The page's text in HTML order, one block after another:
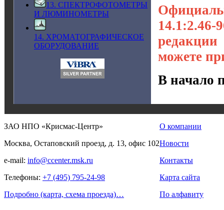
13. СПЕКТРОФОТОМЕТРЫ
И ЛЮМИНОМЕТРЫ
14. ХРОМАТОГРАФИЧЕСКОЕ
ОБОРУДОВАНИЕ
можете
В начало
ЗАО НПО «Крисмас-Центр»
Москва, Остаповский проезд, д. 13, офис 102
e-mail: info@ccenter.msk.ru
Телефоны: +7 (495) 795-24-98
Подробно (карта, схема проезда)…
О компании
Новости
Контакты
Карта сайта
По алфавиту